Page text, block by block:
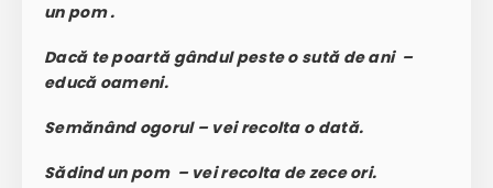
un pom .
Dacă te poartă gândul peste o sută de ani –
educă oameni.
Semănând ogorul – vei recolta o dată.
Sădind un pom – vei recolta de zece ori.